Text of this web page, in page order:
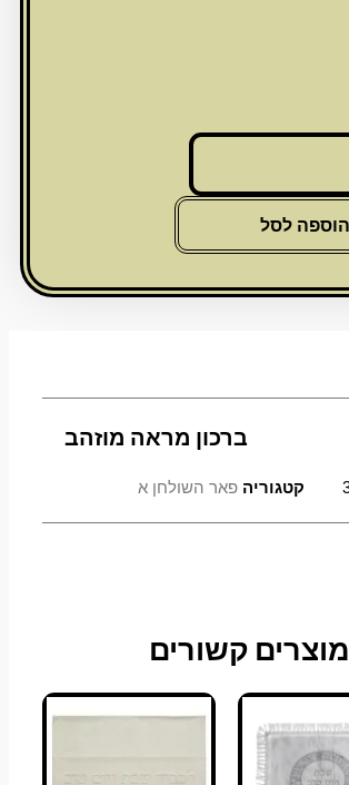
לסל
ברכון מראה מוזהב
קטגוריה פאר השולחן א
קשורים